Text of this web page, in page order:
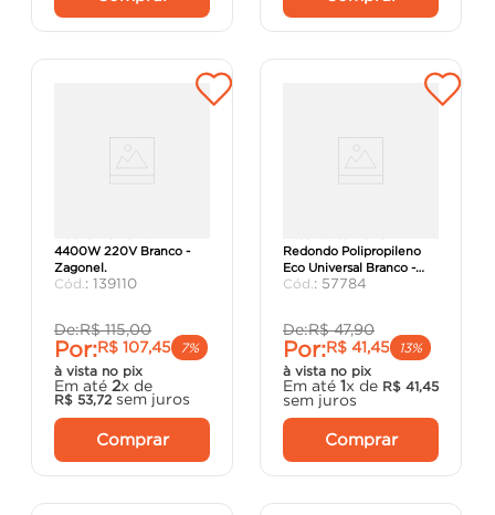
4400W 220V Branco -
Zagonel.
: 139110
De:R$ 115,00
Por:R$ 107,45
7%
à vista no pix
Em até 2x de
R$ 53,72 sem juros
Comprar
Redondo Polipropileno
Eco Universal Branco -
Celite.: 57784
De:R$ 47,90
Por:R$ 41,45
13%
à vista no pix
Em até 1x de R$ 41,45
sem juros
Comprar